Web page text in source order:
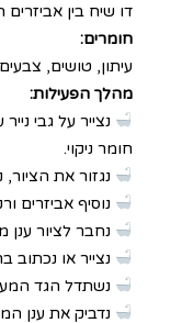
דו שיח בין אביזרים
חומרים:
עיתון, טושים,
מהלך הפעילות:
נצייר על גבי
חומר ניקוי.
נגזור את הציור,
נוסיף אביזרים
נחבר לציור
נצייר או נכתוב
נשתדל הגד
נדביק את ענן